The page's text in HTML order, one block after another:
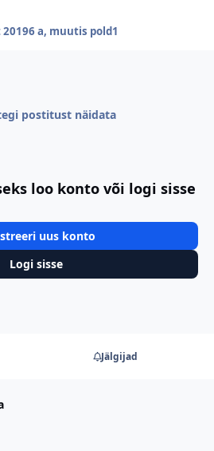
6 a, muutis pold1
postitust näidata
loo konto või logi sisse
uus konto
Logi sisse
Jälgijad